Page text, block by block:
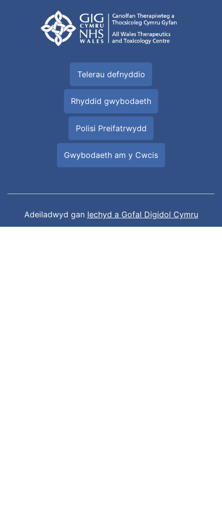
Telerau defnyddio
Rhyddid gwybodaeth
Polisi Preifatrwydd
Gwybodaeth am y Cwcis
Adeiladwyd gan Iechyd a Gofal Digidol Cymru